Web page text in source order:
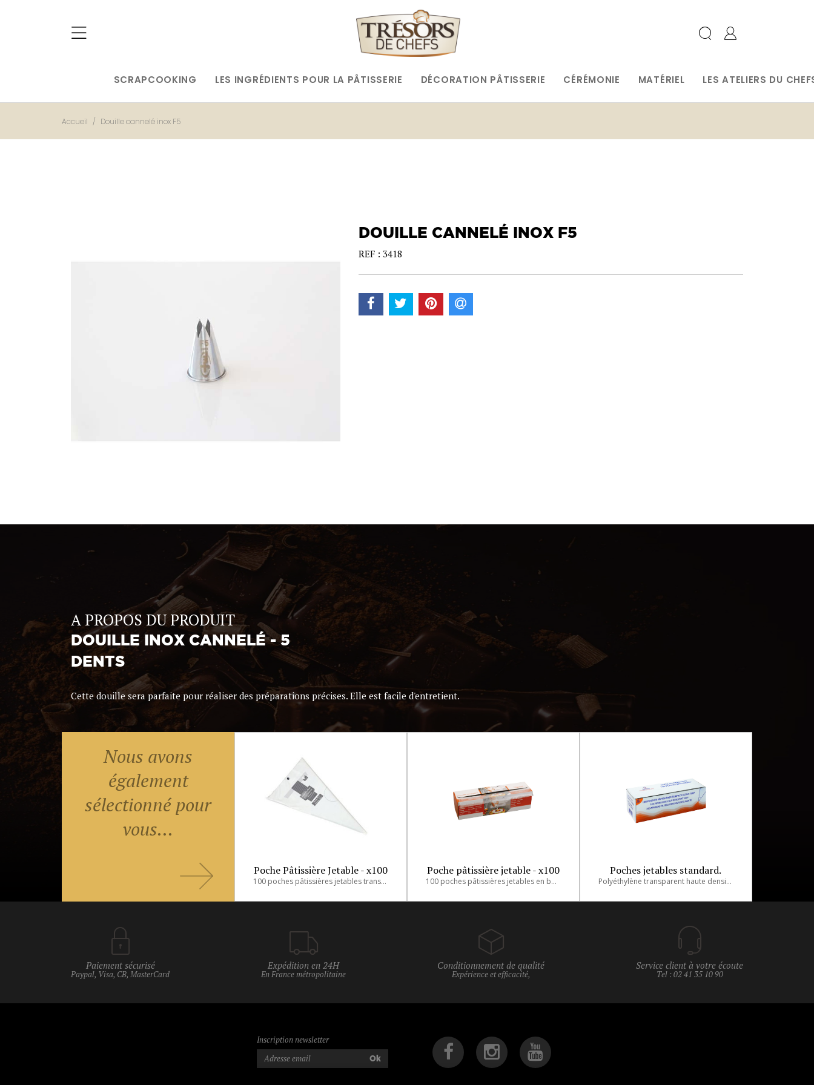
SCRAPCOOKING LES INGRÉDIENTS POUR LA PÂTISSERIE DÉCORATION PÂTISSERIE CÉRÉMONIE MATÉRIEL LES ATELIERS DU
Accueil Douille cannelé inox F5
DOUILLE CANNELÉ INOX F5
REF : 3418
A PROPOS DU PRODUIT
DOUILLE INOX CANNELÉ - 5
DENTS
Cette douille sera parfaite pour réaliser des préparations précises. Elle est facile d'entretient.
Nous avons
également
sélectionné pour
vous...
Poche Pâtissière Jetable - x100
100 poches pâtissières jetables transparentes en boite pour produits froids.
Poche pâtissière jetable - x100
100 poches pâtissières jetables en boite distributrice pour produits froids.
Poches jetables standard.
Polyéthylène transparent haute densité. Conditionnées en rouleau distributeur de 100, avec boite distributrice carton. Température maxi préconisée : 70°c.
Paiement sécurisé
Paypal, Visa, CB, MasterCard
Expédition en 24H
En France métropolitaine
Conditionnement de qualité
Expérience et efficacité,
Service client à votre écoute
Tel : 02 41 35 10 90
Inscription newsletter
Ok